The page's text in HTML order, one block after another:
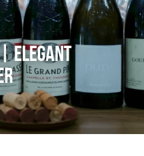
| Elegant